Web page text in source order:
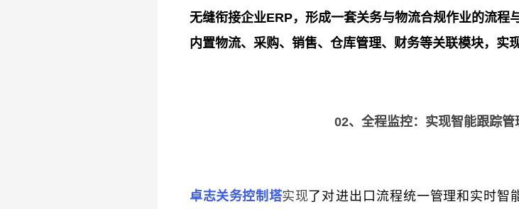
无缝衔接企业ERP，形成一套关务与物流合规作业的流程
内置物流、采购、销售、仓库管理、财务等关联模块，实
02、全程监控：实现智能跟踪管
卓志关务控制塔实现 了 对进出口 流程统一管理和实时智